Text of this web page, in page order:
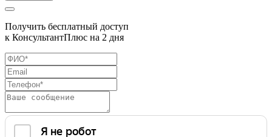
Получить бесплатный доступ
к КонсультантПлюс на 2 дня